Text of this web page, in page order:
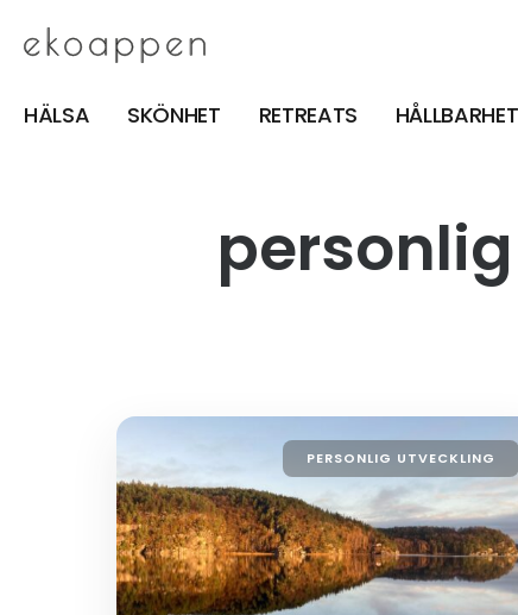
HÄLSA SKÖNHET RETREATS HÅLLBARHET
PERSONLIG UTVECKLING